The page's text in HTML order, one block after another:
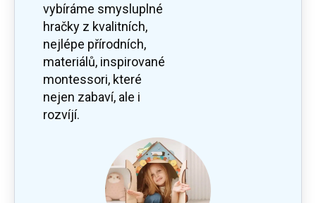
vybíráme smysluplné
hračky z kvalitních,
nejlépe přírodních,
materiálů, inspirované
montessori, které
nejen zabaví, ale i
rozvíjí.